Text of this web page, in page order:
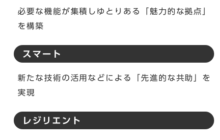
必要な機能が集積しゆとりある「魅力的な拠点」
を構築
スマート
新たな技術の活用などによる「先進的な共助」を
実現
レジリエント